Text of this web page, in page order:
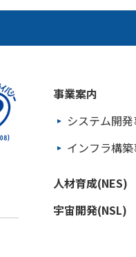
事業案内
システム開
インフラ構
人材育成(NES)
宇宙開発(NSL)